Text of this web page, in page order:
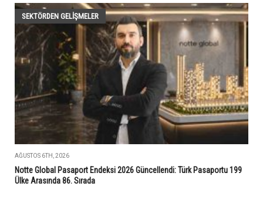
SEKTÖRDEN GELIŞMELER
AĞUSTOS 6TH, 2026
Notte Global Pasaport Endeksi 2026 Güncellendi: Türk Pasaportu 199
Ülke Arasında 86. Sırada